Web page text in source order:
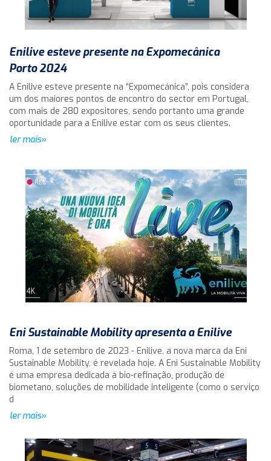
Enilive esteve presente na Expomecânica
Porto 2024
A Enilive esteve presente na “Expomecánica”, pois considera
um dos maiores pontos de encontro do sector em Portugal,
com mais de 280 expositores, sendo portanto uma grande
oportunidade para a Enilive estar com os seus clientes.
ler mais»
Eni Sustainable Mobility apresenta a Enilive
Roma, 1 de setembro de 2023 - Enilive, a nova marca da Eni
Sustainable Mobility, é revelada hoje. A Eni Sustainable Mobility
é uma empresa dedicada à bio-refinação, produção de
biometano, soluções de mobilidade inteligente (como o serviço
d
ler mais»